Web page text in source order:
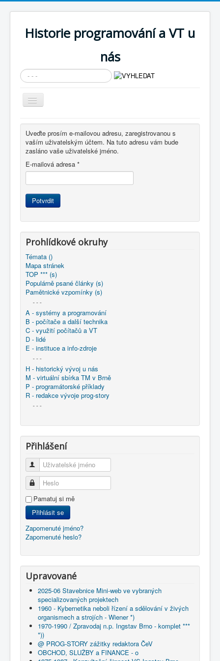
Historie programování a VT u
nás
Vyhledávání...
Přepnout
navigaci
AKTUÁLNÍ NOVINKY
Cíle expozice
Současnost SW a IT
Historické počítače
COBOL
O nás
Úvod
Uveďte prosím e-mailovou adresu, zaregistrovanou s
vaším uživatelským účtem. Na tuto adresu vám bude
zasláno vaše uživatelské jméno.
E-mailová adresa *
Potvrdit
Prohlídkové okruhy
Témata ()
Mapa stránek
TOP *** (s)
Populárně psané články (s)
Pamětnické vzpomínky (s)
- - -
A - systémy a programování
B - počítače a další technika
C - využití počítačů a VT
D - lidé
E - instituce a info-zdroje
- - -
H - historický vývoj u nás
M - virtuální sbírka TM v Brně
P - programátorské příklady
R - redakce vývoje prog-story
- - -
Přihlášení
Uživatelské jméno
Heslo
Pamatuj si mě
Přihlásit se
Zapomenuté jméno?
Zapomenuté heslo?
Upravované
2025-06 Stavebnice Mini-web ve vybraných
specializovaných projektech
1960 - Kybernetika neboli řízení a sdělování v živých
organismech a strojích - Wiener *)
1970-1990 / Zpravodaj n.p. Ingstav Brno - komplet ***
*))
@ PROG-STORY zážitky redaktora ČeV
OBCHOD, SLUŽBY a FINANCE - o